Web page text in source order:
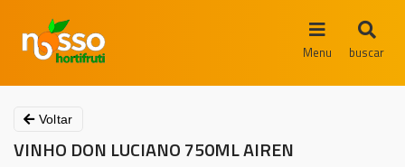
Menu buscar
Voltar
VINHO DON LUCIANO 750ML AIREN